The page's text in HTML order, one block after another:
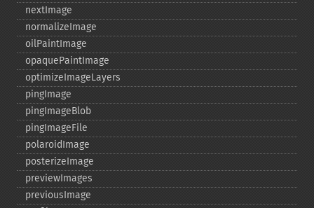
nextImage
normalizeImage
oilPaintImage
opaquePaintImage
optimizeImageLayers
pingImage
pingImageBlob
pingImageFile
polaroidImage
posterizeImage
previewImages
previousImage